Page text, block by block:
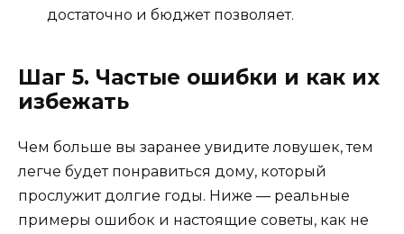
достаточно и бюджет позволяет.
Шаг 5. Частые ошибки и как их
избежать
Чем больше вы заранее увидите ловушек, тем
легче будет понравиться дому, который
прослужит долгие годы. Ниже — реальные
примеры ошибок и настоящие советы, как не